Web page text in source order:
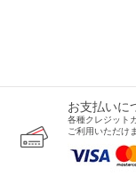
お支払いに
各種クレジット
ご利用いただけ